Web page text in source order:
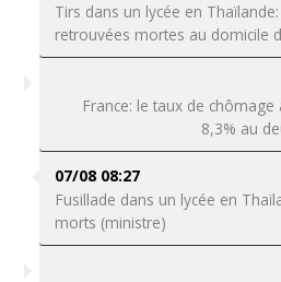
Tirs dans un lycée en
retrouvées mortes au domicile
France: le taux de
8,3% au
07/08 08:27
Fusillade dans un lycée en
morts (ministre)